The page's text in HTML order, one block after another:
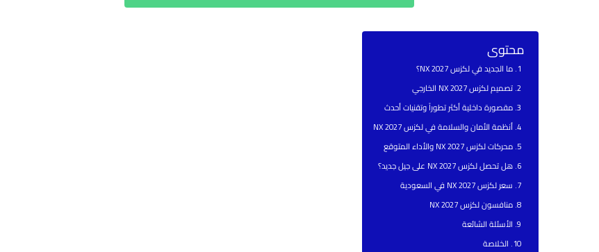
محتوى
ما الجديد في لكزس NX 2027؟
تصميم لكزس NX 2027 الخارجي
مقصورة داخلية أكثر تطوراً وتقنيات أحدث
أنظمة الأمان والسلامة في لكزس NX 2027
محركات لكزس NX 2027 والأداء المتوقع
هل تحصل لكزس NX 2027 على جيل جديد؟
سعر لكزس NX 2027 في السعودية
منافسون لكزس NX 2027
الأسئلة الشائعة
الخلاصة